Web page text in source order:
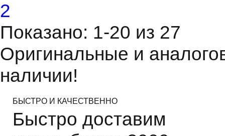
2
Показано: 1-20 из 27
Оригинальные и
наличии!
БЫСТРО И КАЧЕСТВЕННО
Быстро доставим